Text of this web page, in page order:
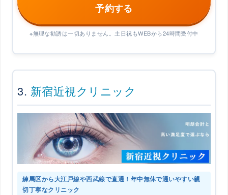
予約する
※無理な勧誘は一切ありません。土日祝もWEBから24時間受付中
3. 新宿近視クリニック
練馬区から大江戸線や西武線で直通！年中無休で通いやすい親
切丁寧なクリニック